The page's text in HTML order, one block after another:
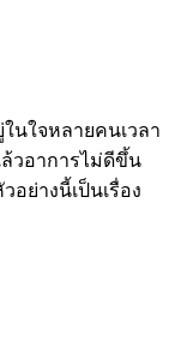
นใจหลายคนเวลา
วอาการไม่ดีขึ้น
อย่างนี้เป็นเรื่อง